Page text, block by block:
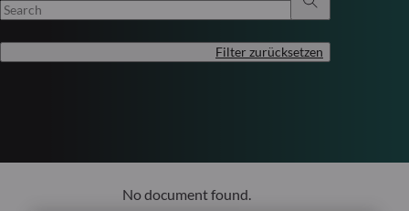
Filter zurücksetzen
No document found.